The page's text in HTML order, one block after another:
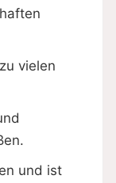
vielen
und ist